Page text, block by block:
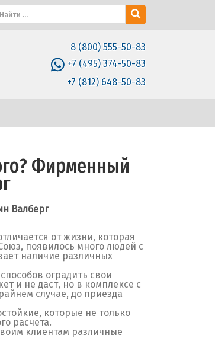
8 (800) 555-50-83
+7 (495) 374-50-83
+7 (812) 648-50-83
Фирменный
Валберг
от жизни, которая
появилось много людей с
наличие различных
оградить свои
и не даст, но в комплексе с
случае, до приезда
которые не только
расчета.
клиентам различные